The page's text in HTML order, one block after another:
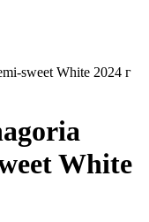
sweet White 2024 г
White